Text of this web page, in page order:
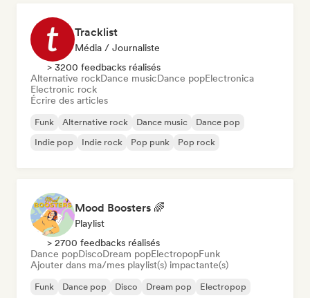
Tracklist
Média / Journaliste
> 3200 feedbacks réalisés
Alternative rockDance musicDance popElectronica
Electronic rock
Écrire des articles
Funk Alternative rock Dance music
Dance pop
Indie pop
Indie rock Pop punk Pop rock
Mood Boosters 🌈
Playlist
> 2700 feedbacks réalisés
Dance popDiscoDream popElectropopFunk
Ajouter dans ma/mes playlist(s) impactante(s)
Funk Dance pop Disco Dream pop
Electropop